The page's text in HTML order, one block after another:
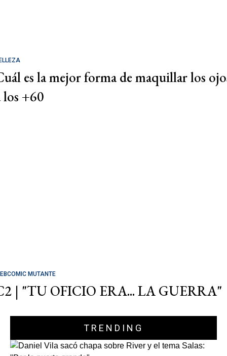
es la mejor forma de maquillar los
los +60
MUTANTE
| "TU OFICIO ERA... LA GUERRA"
TRENDING